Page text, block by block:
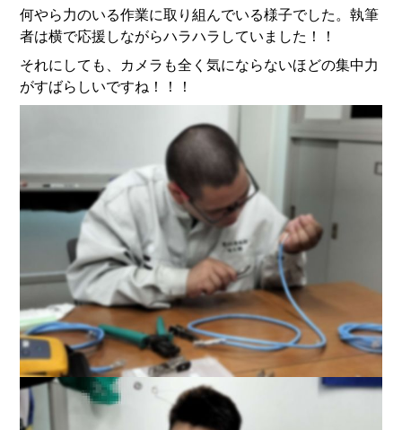
何やら力のいる作業に取り組んでいる様子でした。執筆
者は横で応援しながらハラハラしていました！！
それにしても、カメラも全く気にならないほどの集中力
がすばらしいですね！！！